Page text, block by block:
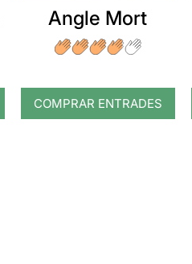
Angle Mort
COMPRAR ENTRADES